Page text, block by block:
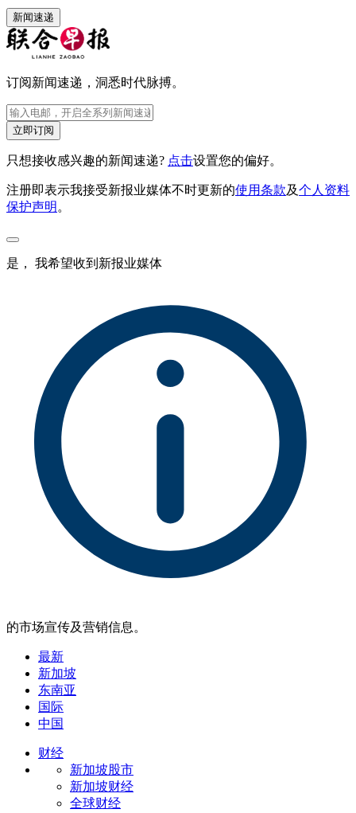
新闻速递
订阅新闻速递，洞悉时代脉搏。
立即订阅
只想接收感兴趣的新闻速递? 点击设置您的偏好。
注册即表示我接受新报业媒体不时更新的使用条款及个人资料
保护声明 。
是， 我希望收到新报业媒体
的市场宣传及营销信息。
最新
新加坡
东南亚
国际
中国
财经
新加坡股市
新加坡财经
全球财经